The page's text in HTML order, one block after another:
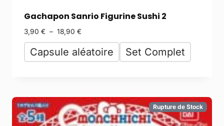
Gachapon Sanrio Figurine Sushi 2
3,90 € – 18,90 €
Capsule aléatoire Set Complet
Rupture de Stock